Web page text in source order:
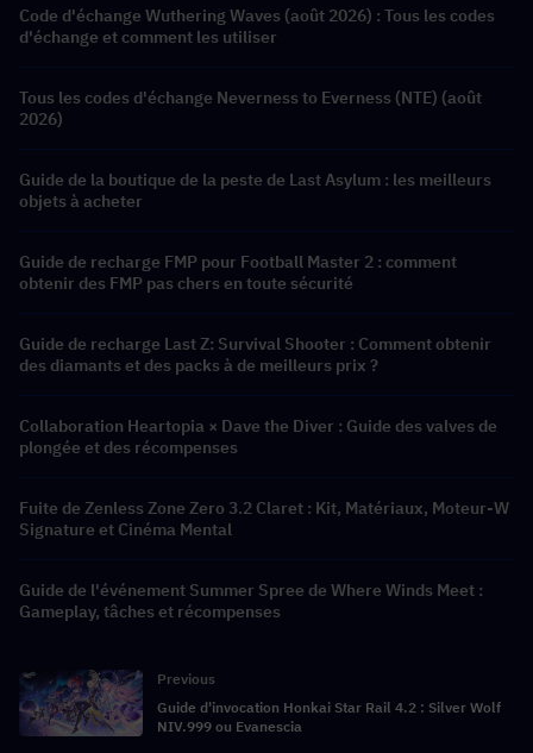
Code d'échange Wuthering Waves (août 2026) : Tous les codes
d'échange et comment les utiliser
Tous les codes d'échange Neverness to Everness (NTE) (août
2026)
Guide de la boutique de la peste de Last Asylum : les meilleurs
objets à acheter
Guide de recharge FMP pour Football Master 2 : comment
obtenir des FMP pas chers en toute sécurité
Guide de recharge Last Z: Survival Shooter : Comment obtenir
des diamants et des packs à de meilleurs prix ?
Collaboration Heartopia × Dave the Diver : Guide des valves de
plongée et des récompenses
Fuite de Zenless Zone Zero 3.2 Claret : Kit, Matériaux, Moteur-W
Signature et Cinéma Mental
Guide de l'événement Summer Spree de Where Winds Meet :
Gameplay, tâches et récompenses
Previous
Guide d'invocation Honkai Star Rail 4.2 : Silver Wolf
NIV.999 ou Evanescia